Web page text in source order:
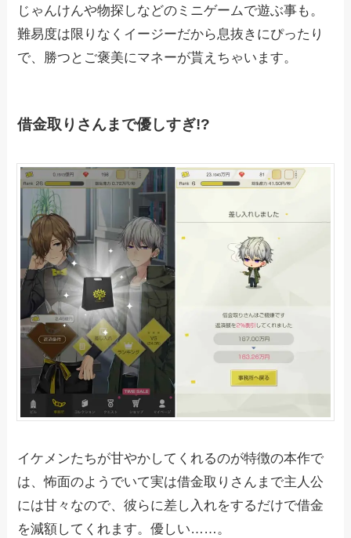
じゃんけんや物探しなどのミニゲームで遊ぶ事も。
難易度は限りなくイージーだから息抜きにぴったり
で、勝つとご褒美にマネーが貰えちゃいます。
借金取りさんまで優しすぎ!?
イケメンたちが甘やかしてくれるのが特徴の本作で
は、怖面のようでいて実は借金取りさんまで主人公
には甘々なので、彼らに差し入れをするだけで借金
を減額してくれます。優しい……。